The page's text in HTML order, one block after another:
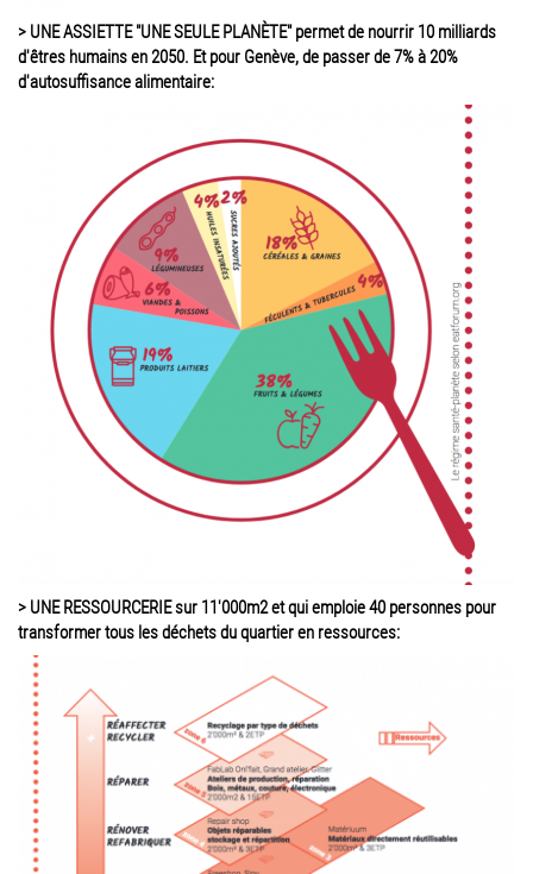
> UNE ASSIETTE "UNE SEULE PLANÈTE" permet de nourrir 10 milliards
d'êtres humains en 2050. Et pour Genève, de passer de 7% à 20%
d'autosuffisance alimentaire:
> UNE RESSOURCERIE sur 11'000m2 et qui emploie 40 personnes pour
transformer tous les déchets du quartier en ressources: